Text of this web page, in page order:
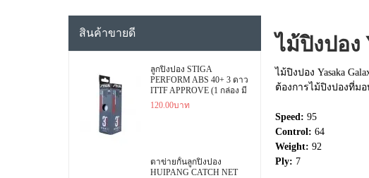
สินค้าขายดี
ลูกปิงปอง STIGA
PERFORM ABS 40+ 3 ดาว
ITTF APPROVE (1 กล่อง มี
3 ลูก)
120.00บาท
ตาข่ายกั้นลูกปิงปอง
HUIPANG CATCH NET
ไม้ปิงปอง
ไม้ปิงปอง Yasaka
ต้องการไม้ปิงปองที่ม
Speed: 95
Control: 64
Weight: 92
Ply: 7